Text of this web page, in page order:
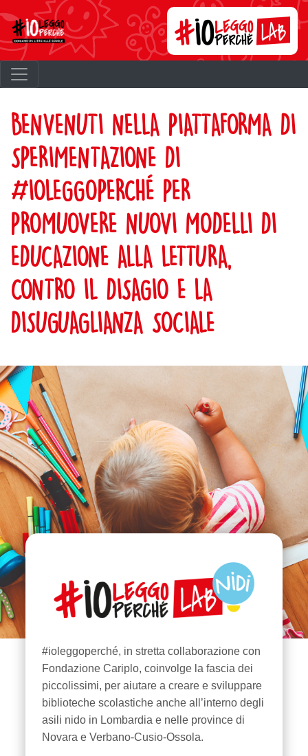
BENVENUTI NELLA PIATTAFORMA DI
SPERIMENTAZIONE DI
#IOLEGGOPERCHÉ PER
PROMUOVERE NUOVI MODELLI DI
EDUCAZIONE ALLA LETTURA,
CONTRO IL DISAGIO E LA
DISUGUAGLIANZA SOCIALE
#ioleggoperché, in stretta collaborazione con
Fondazione Cariplo, coinvolge la fascia dei
piccolissimi, per aiutare a creare e sviluppare
biblioteche scolastiche anche all’interno degli
asili nido in Lombardia e nelle province di
Novara e Verbano-Cusio-Ossola.